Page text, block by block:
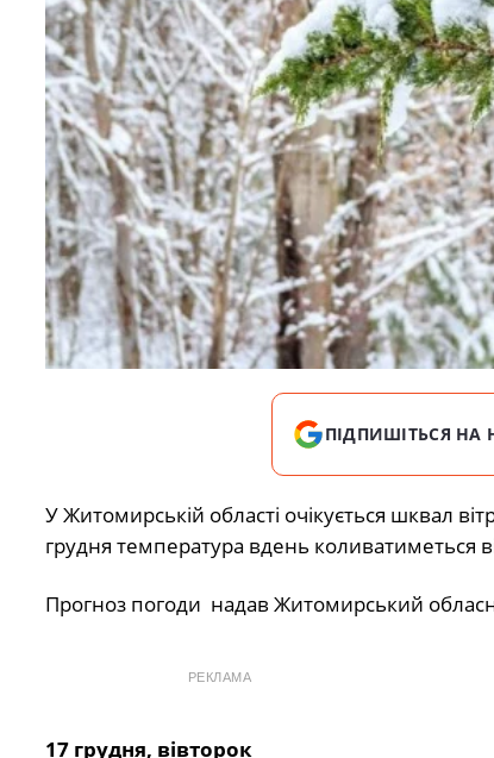
ПІДПИШІТЬСЯ НА
У Житомирській області очікується шквал
грудня температура вдень коливатиметься
Прогноз погоди надав Житомирський
РЕКЛАМА
17 грудня, вівторок